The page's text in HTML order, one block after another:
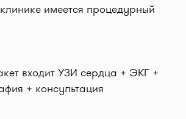
имеется процедурный
входит УЗИ сердца + ЭКГ +
+ консультация